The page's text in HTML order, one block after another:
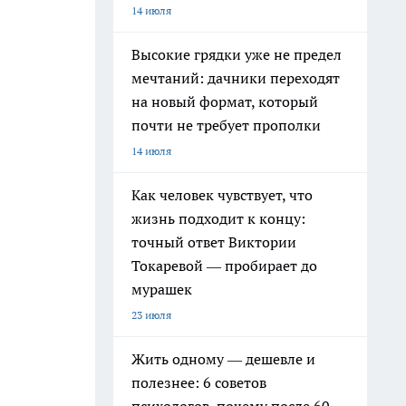
14 июля
Высокие грядки уже не предел
мечтаний: дачники переходят
на новый формат, который
почти не требует прополки
14 июля
Как человек чувствует, что
жизнь подходит к концу:
точный ответ Виктории
Токаревой — пробирает до
мурашек
23 июля
Жить одному — дешевле и
полезнее: 6 советов